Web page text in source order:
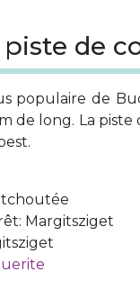
de
populaire de
de long. La
Margitsziget